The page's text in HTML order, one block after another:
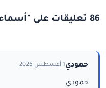
86 تعليقات على "أسماء جاهزة"
حمودي1 أغسطس 2026
حمودي